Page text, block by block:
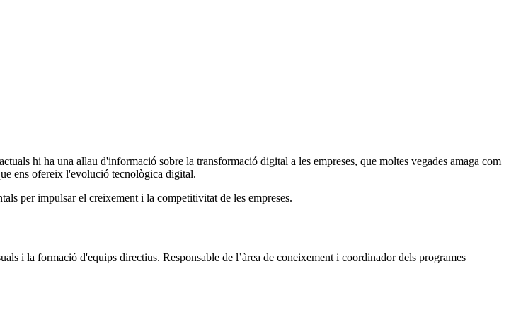
hi ha una allau d'informació sobre la transformació digital a les empreses, que moltes vegades amaga com
ens ofereix l'evolució tecnològica digital.
per impulsar el creixement i la competitivitat de les empreses.
i la formació d'equips directius. Responsable de l’àrea de coneixement i coordinador dels programes